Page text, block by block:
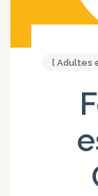
[ Adultes